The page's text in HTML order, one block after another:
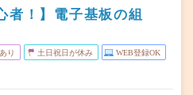
者！】電子基板の組
り 土日祝日が休み WEB登録OK